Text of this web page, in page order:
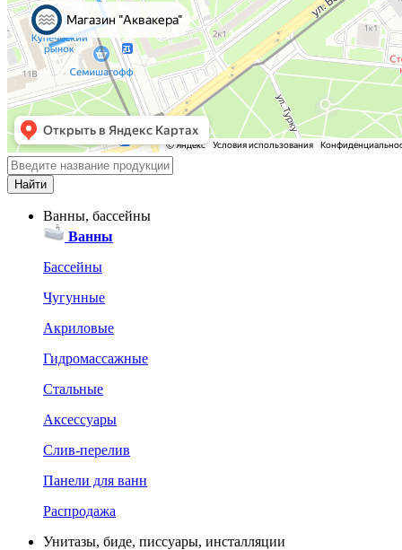
Ванны, бассейны
Ванны
Бассейны
Чугунные
Акриловые
Гидромассажные
Стальные
Аксессуары
Слив-перелив
Панели для ванн
Распродажа
Унитазы, биде, писсуары, инсталляции